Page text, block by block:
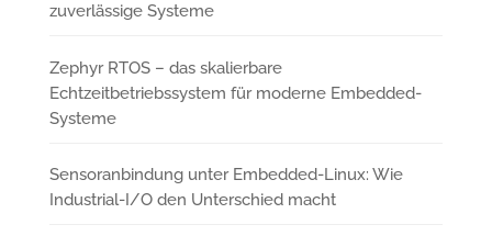
zuverlässige Systeme
Zephyr RTOS – das skalierbare
Echtzeitbetriebssystem für moderne Embedded-
Systeme
Sensoranbindung unter Embedded-Linux: Wie
Industrial-I/O den Unterschied macht